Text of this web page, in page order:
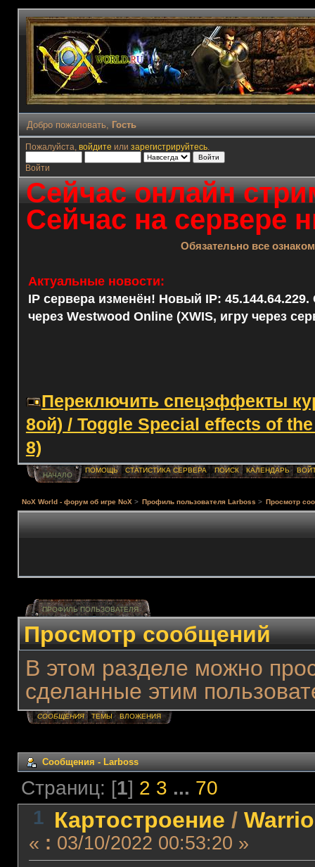
Добро пожаловать, Гость
Пожалуйста, войдите или зарегистрируйтесь.
Войти
Сейчас онлайн
Сейчас на сервере
Обязательно все
Актуальные новости:
IP сервера изменён! Новый IP: 45.144.64.229.
через Westwood Online (XWIS, игру через
Переключить спецэффекты
8ой) / Toggle Special effects of
8)
НАЧАЛО
ПОМОЩЬ СТАТИСТИКА СЕРВЕРА ПОИСК КАЛЕНДАРЬ
NoX World - форум об игре NoX > Профиль пользователя Lаrboss > Просмотр
ПРОФИЛЬ ПОЛЬЗОВАТЕЛЯ
Просмотр сообщений
В этом разделе можно
сделанные этим
СООБЩЕНИЯ ТЕМЫ ВЛОЖЕНИЯ
Сообщения - Lаrboss
Страниц: [1] 2 3 ... 70
1 Картостроение /
« : 03/10/2022 00:53:20 »